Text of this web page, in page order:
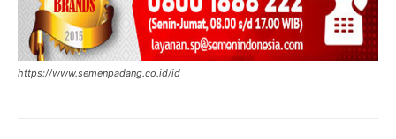
https://www.semenpadang.co.id/id